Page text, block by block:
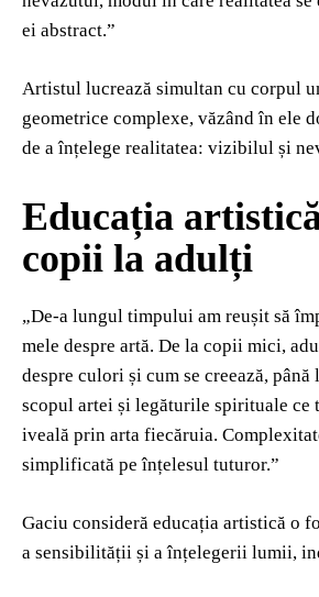
ei abstract.”
Artistul lucrează simultan cu corpul
geometrice complexe, văzând în ele
de a înțelege realitatea: vizibilul și
Educația
copii la adulți
„De-a lungul timpului am reușit să
mele despre artă. De la copii mici,
despre culori și cum se creează,
scopul artei și legăturile spirituale ce
iveală prin arta fiecăruia.
simplificată pe înțelesul tuturor.”
Gaciu consideră educația artistică o
a sensibilității și a înțelegerii lumii,